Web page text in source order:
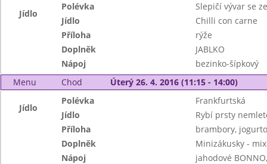
Jídlo
Polévka
Slepičí vývar se
Jídlo
Chilli con carne
Příloha
rýže
Doplněk
JABLKO
Nápoj
bezinko-šípkový
Menu
Chod Úterý 26. 4. 2016 (11:15 - 14:00)
Jídlo
Polévka
Frankfurtská
Jídlo
Rybí prsty
Příloha
brambory,
Doplněk
Minizákusky - mix
Nápoj
jahodové